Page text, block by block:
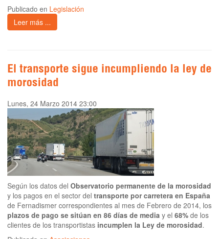
Publicado en Legislación
Leer más ...
El transporte sigue incumpliendo la ley de
morosidad
Lunes, 24 Marzo 2014 23:00
Según los datos del Observatorio permanente de la morosidad
y los pagos en el sector del transporte por carretera en España
de Fernadismer correspondientes al mes de Febrero de 2014, los
plazos de pago se sitúan en 86 días de media y el 68% de los
clientes de los transportistas incumplen la Ley de morosidad.